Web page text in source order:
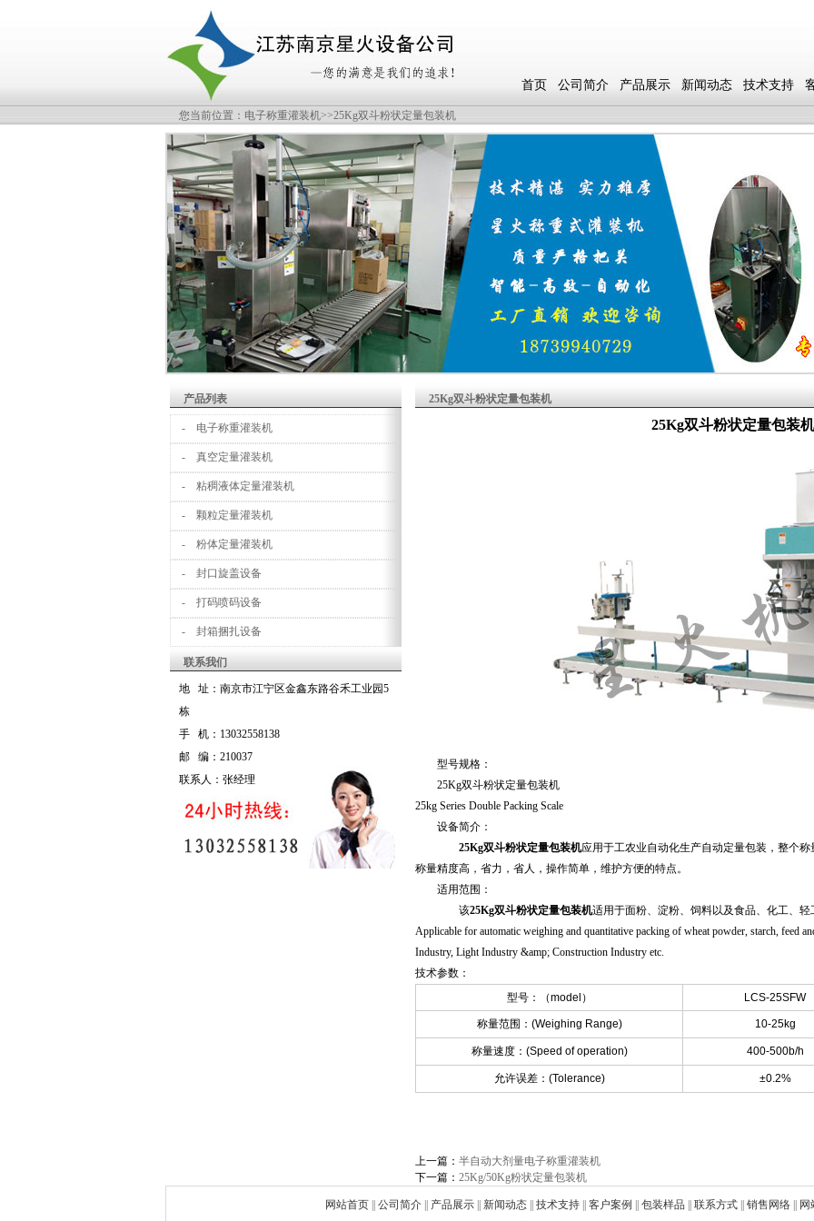
首页 公司简介 产品展示 新闻动态 技术支持
您当前位置： 电子称重灌装机>>25Kg双斗粉状定量包装机
产品列表
- 电子称重灌装机
- 真空定量灌装机
- 粘稠液体定量灌装机
- 颗粒定量灌装机
- 粉体定量灌装机
- 封口旋盖设备
- 打码喷码设备
- 封箱捆扎设备
联系我们
地 址：南京市江宁区金鑫东路谷禾工业园5
栋
手 机：13032558138
邮 编：210037
联系人：张经理
25Kg双斗粉状定量包装机
25Kg双斗粉状定量包装机
型号规格：
25Kg双斗粉状定量包装机
25kg Series Double Packing Scale
设备简介：
25Kg双斗粉状定量包装机应用于工农业自动化生产自动定量包装，整个
称量精度高，省力，省人，操作简单，维护方便的特点。
适用范围：
该25Kg双斗粉状定量包装机适用于面粉、淀粉、饲料以及食品、化工、
Applicable for automatic weighing and quantitative packing of wheat powder, starch, feed
Industry, Light Industry &amp; Construction Industry etc.
技术参数：
型号：（model）
LCS-25SFW
称量范围：(Weighing Range) 10-25kg
称量速度：(Speed of operation) 400-500b/h
允许误差：(Tolerance) ±0.2%
上一篇： 半自动大剂量电子称重灌装机
下一篇： 25Kg/50Kg粉状定量包装机
网站首页 公司简介 产品展示 新闻动态 技术支持 客户案例 包装样品 联系方式 销售网络
网